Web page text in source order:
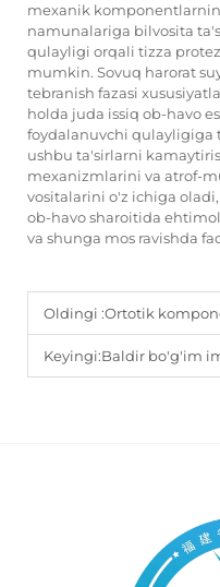
mexanik
namunalariga bilvosita
qulayligi orqali tizza
mumkin. Sovuq harorat
tebranish fazasi
holda juda issiq ob-havo
foydalanuvchi qulayligiga
ushbu ta'sirlarni
mexanizmlarini va atrof-
vositalarini o'z ichiga
ob-havo sharoitida
va shunga mos ravishda
Oldingi :Ortotik
Keyingi:Baldir bo'g'im implantini